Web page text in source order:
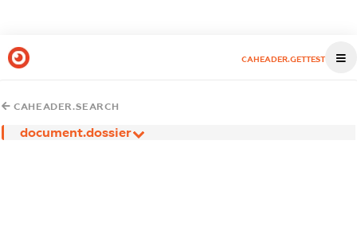
CAHEADER.GETTEST
CAHEADER.SEARCH
document.dossier